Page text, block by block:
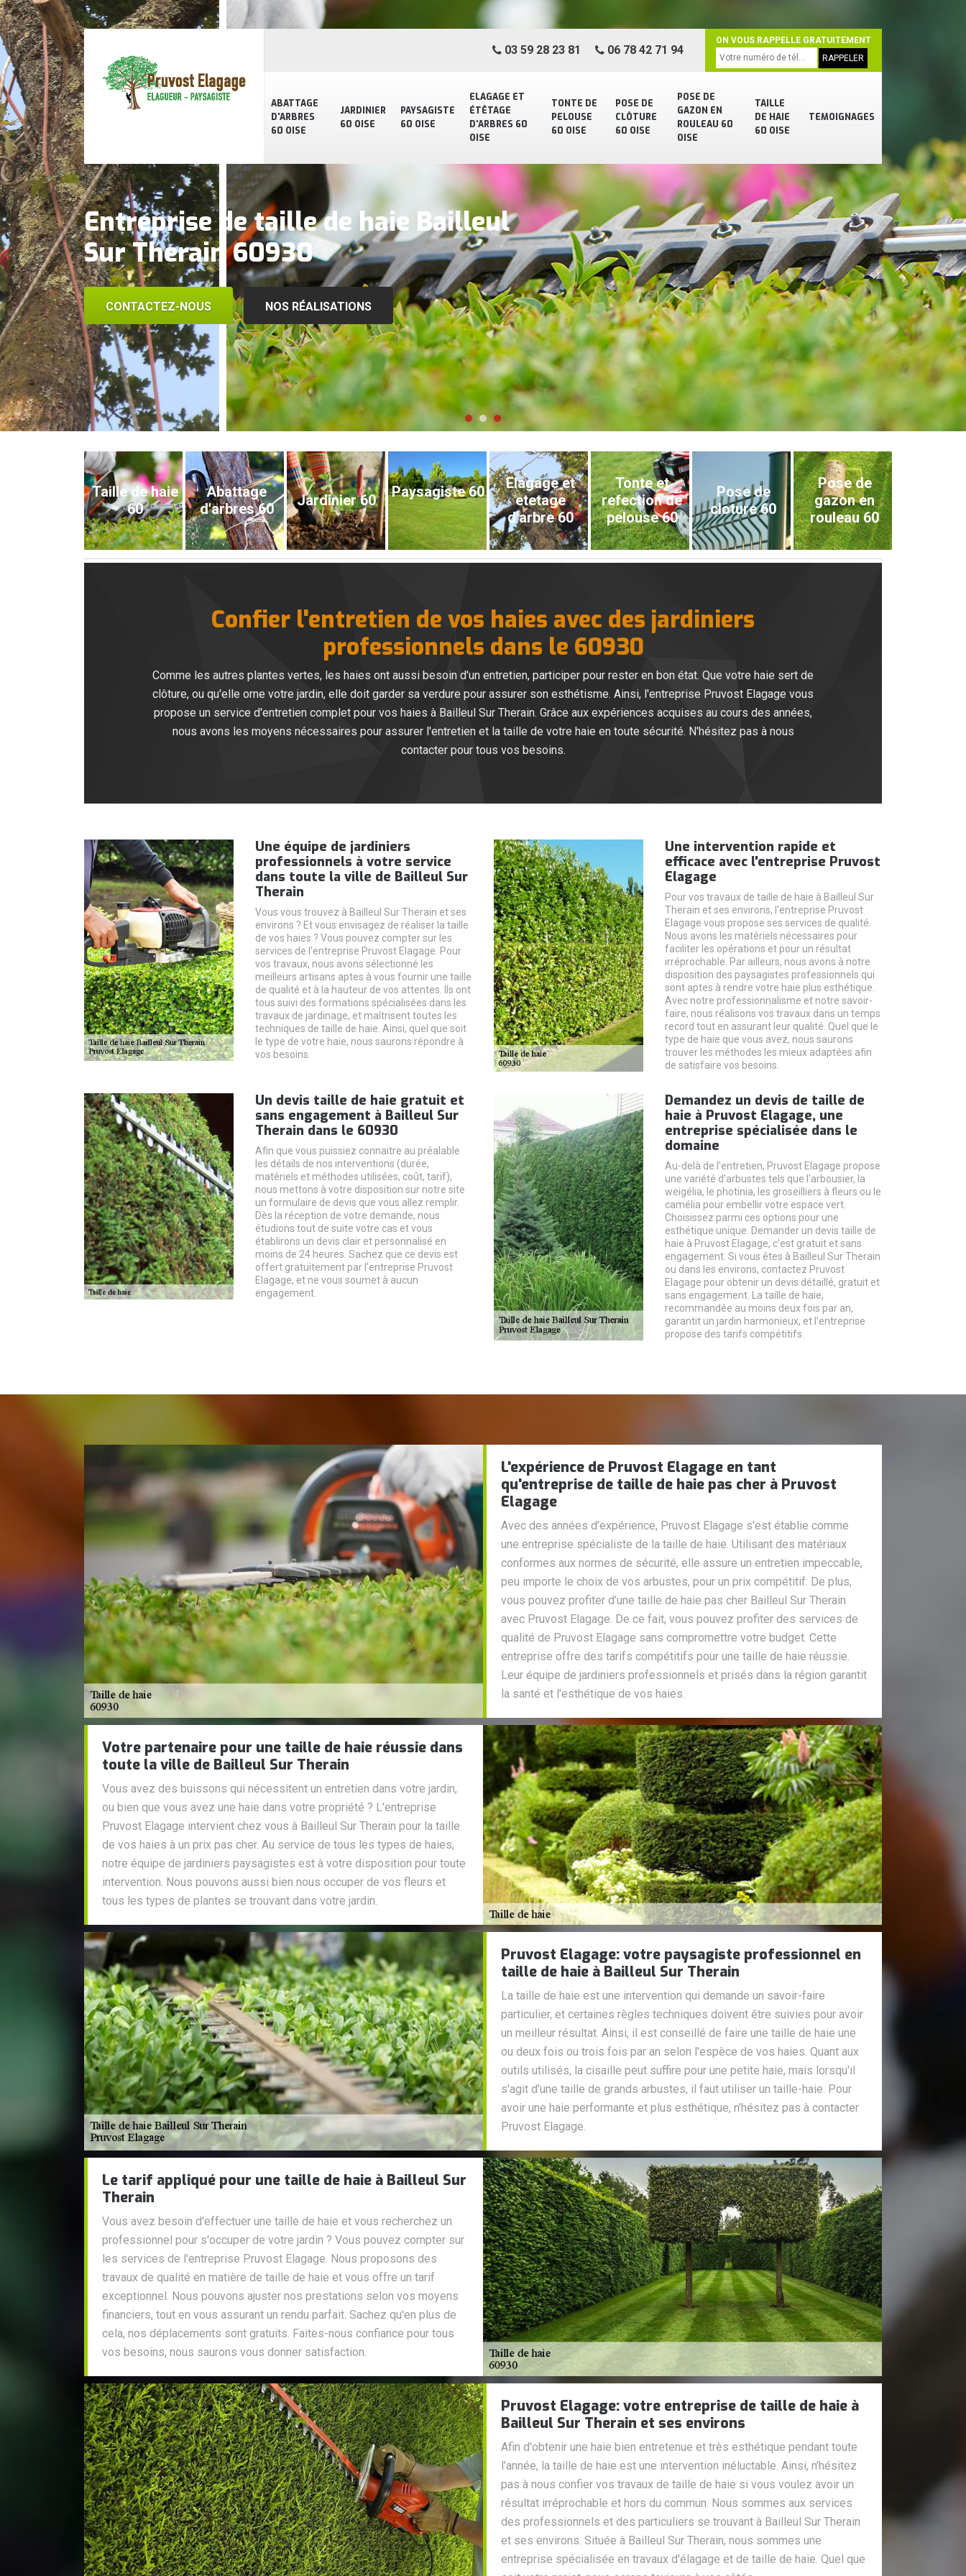
ABATTAGE
D'ARBRES
60 OISE
JARDINIER
60 OISE
PAYSAGISTE
60 OISE
ELAGAGE ET
ÉTÊTAGE
D'ARBRES 60
OISE
TONTE DE
PELOUSE
60 OISE
POSE DE
CLÔTURE
60 OISE
POSE DE
GAZON EN
ROULEAU 60
OISE
TAILLE
DE HAIE
60 OISE
TEMOIGNAGES
03 59 28 23 81 06 78 42 71 94
ON VOUS RAPPELLE GRATUITEMENT
Entreprise de taille de haie Bailleul
Sur Therain 60930
CONTACTEZ-NOUS NOS RÉALISATIONS
Taille de haie
60
Abattage
d'arbres 60
Jardinier 60 Paysagiste 60
Elagage et
etetage
d'arbre 60
Tonte et
refection de
pelouse 60
Pose de
cloture 60
Pose de
gazon en
rouleau 60
Confier l'entretien de vos haies avec des jardiniers
professionnels dans le 60930
Comme les autres plantes vertes, les haies ont aussi besoin d'un entretien, participer pour rester en bon état. Que votre haie sert de
clôture, ou qu'elle orne votre jardin, elle doit garder sa verdure pour assurer son esthétisme. Ainsi, l'entreprise Pruvost Elagage vous
propose un service d'entretien complet pour vos haies à Bailleul Sur Therain. Grâce aux expériences acquises au cours des années,
nous avons les moyens nécessaires pour assurer l'entretien et la taille de votre haie en toute sécurité. N'hésitez pas à nous
contacter pour tous vos besoins.
Une équipe de jardiniers
professionnels à votre service
dans toute la ville de Bailleul Sur
Therain
Vous vous trouvez à Bailleul Sur Therain et ses
environs ? Et vous envisagez de réaliser la taille
de vos haies ? Vous pouvez compter sur les
services de l'entreprise Pruvost Elagage. Pour
vos travaux, nous avons sélectionné les
meilleurs artisans aptes à vous fournir une taille
de qualité et à la hauteur de vos attentes. Ils ont
tous suivi des formations spécialisées dans les
travaux de jardinage, et maîtrisent toutes les
techniques de taille de haie. Ainsi, quel que soit
le type de votre haie, nous saurons répondre à
vos besoins.
Une intervention rapide et
efficace avec l'entreprise Pruvost
Elagage
Pour vos travaux de taille de haie à Bailleul Sur
Therain et ses environs, l'entreprise Pruvost
Elagage vous propose ses services de qualité.
Nous avons les matériels nécessaires pour
faciliter les opérations et pour un résultat
irréprochable. Par ailleurs, nous avons à notre
disposition des paysagistes professionnels qui
sont aptes à rendre votre haie plus esthétique.
Avec notre professionnalisme et notre savoir-
faire, nous réalisons vos travaux dans un temps
record tout en assurant leur qualité. Quel que le
type de haie que vous avez, nous saurons
trouver les méthodes les mieux adaptées afin
de satisfaire vos besoins.
Un devis taille de haie gratuit et
sans engagement à Bailleul Sur
Therain dans le 60930
Afin que vous puissiez connaitre au préalable
les détails de nos interventions (durée,
matériels et méthodes utilisées, coût, tarif),
nous mettons à votre disposition sur notre site
un formulaire de devis que vous allez remplir.
Dès la réception de votre demande, nous
étudions tout de suite votre cas et vous
établirons un devis clair et personnalisé en
moins de 24 heures. Sachez que ce devis est
offert gratuitement par l'entreprise Pruvost
Elagage, et ne vous soumet à aucun
engagement.
Demandez un devis de taille de
haie à Pruvost Elagage, une
entreprise spécialisée dans le
domaine
Au-delà de l'entretien, Pruvost Elagage propose
une variété d'arbustes tels que l'arbousier, la
weigélia, le photinia, les groseilliers à fleurs ou le
camélia pour embellir votre espace vert.
Choisissez parmi ces options pour une
esthétique unique. Demander un devis taille de
haie à Pruvost Elagage, c’est gratuit et sans
engagement. Si vous êtes à Bailleul Sur Therain
ou dans les environs, contactez Pruvost
Elagage pour obtenir un devis détaillé, gratuit et
sans engagement. La taille de haie,
recommandée au moins deux fois par an,
garantit un jardin harmonieux, et l'entreprise
propose des tarifs compétitifs.
L'expérience de Pruvost Elagage en tant
qu'entreprise de taille de haie pas cher à Pruvost
Elagage
Avec des années d'expérience, Pruvost Elagage s'est établie comme
une entreprise spécialiste de la taille de haie. Utilisant des matériaux
conformes aux normes de sécurité, elle assure un entretien impeccable,
peu importe le choix de vos arbustes, pour un prix compétitif. De plus,
vous pouvez profiter d’une taille de haie pas cher Bailleul Sur Therain
avec Pruvost Elagage. De ce fait, vous pouvez profiter des services de
qualité de Pruvost Elagage sans compromettre votre budget. Cette
entreprise offre des tarifs compétitifs pour une taille de haie réussie.
Leur équipe de jardiniers professionnels et prisés dans la région garantit
la santé et l'esthétique de vos haies.
Votre partenaire pour une taille de haie réussie dans
toute la ville de Bailleul Sur Therain
Vous avez des buissons qui nécessitent un entretien dans votre jardin,
ou bien que vous avez une haie dans votre propriété ? L'entreprise
Pruvost Elagage intervient chez vous à Bailleul Sur Therain pour la taille
de vos haies à un prix pas cher. Au service de tous les types de haies,
notre équipe de jardiniers paysagistes est à votre disposition pour toute
intervention. Nous pouvons aussi bien nous occuper de vos fleurs et
tous les types de plantes se trouvant dans votre jardin.
Pruvost Elagage: votre paysagiste professionnel en
taille de haie à Bailleul Sur Therain
La taille de haie est une intervention qui demande un savoir-faire
particulier, et certaines règles techniques doivent être suivies pour avoir
un meilleur résultat. Ainsi, il est conseillé de faire une taille de haie une
ou deux fois ou trois fois par an selon l'espèce de vos haies. Quant aux
outils utilisés, la cisaille peut suffire pour une petite haie, mais lorsqu'il
s'agit d'une taille de grands arbustes, il faut utiliser un taille-haie. Pour
avoir une haie performante et plus esthétique, n'hésitez pas à contacter
Pruvost Elagage.
Le tarif appliqué pour une taille de haie à Bailleul Sur
Therain
Vous avez besoin d'effectuer une taille de haie et vous recherchez un
professionnel pour s'occuper de votre jardin ? Vous pouvez compter sur
les services de l'entreprise Pruvost Elagage. Nous proposons des
travaux de qualité en matière de taille de haie et vous offre un tarif
exceptionnel. Nous pouvons ajuster nos prestations selon vos moyens
financiers, tout en vous assurant un rendu parfait. Sachez qu'en plus de
cela, nos déplacements sont gratuits. Faites-nous confiance pour tous
vos besoins, nous saurons vous donner satisfaction.
Pruvost Elagage: votre entreprise de taille de haie à
Bailleul Sur Therain et ses environs
Afin d'obtenir une haie bien entretenue et très esthétique pendant toute
l'année, la taille de haie est une intervention inéluctable. Ainsi, n'hésitez
pas à nous confier vos travaux de taille de haie si vous voulez avoir un
résultat irréprochable et hors du commun. Nous sommes aux services
des professionnels et des particuliers se trouvant à Bailleul Sur Therain
et ses environs. Située à Bailleul Sur Therain, nous sommes une
entreprise spécialisée en travaux d'élagage et de taille de haie. Quel que